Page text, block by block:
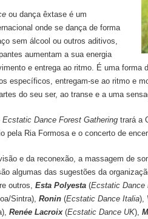
ou dança êxtase é um
onde se dança de forma
sem álcool ou outros aditivos,
aumentam a sua energia
e entrega ao ritmo. É uma forma
específicos, entregam-se ao ritmo e
do seu ser, ao transe e a uma
Ecstatic Dance Forest Gatheringtrará a
pela Ria Formosa e o concerto de
e da reconexão, a massagem de
algumas das sugestões da
outros, Esta Polyesta(Ecstatic Dance
Sintra), Ronin(Ecstatic Dance Italia),
Renée Lacroix(Ecstatic Dance UK),